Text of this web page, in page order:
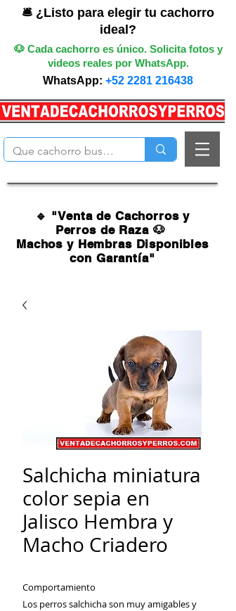
🛎️ ¿Listo para elegir tu cachorro
ideal?
🐶 Cada cachorro es único. Solicita fotos y
videos reales por WhatsApp.
WhatsApp: +52 2281 216438
🔹 "Venta de Cachorros y
Perros de Raza 🐶
Machos y Hembras Disponibles
con Garantía"
Salchicha miniatura
color sepia en
Jalisco Hembra y
Macho Criadero
Comportamiento
Los perros salchicha son muy amigables y